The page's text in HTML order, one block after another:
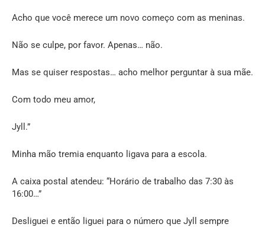
Acho que você merece um novo começo com as meninas.
Não se culpe, por favor. Apenas… não.
Mas se quiser respostas… acho melhor perguntar à sua mãe.
Com todo meu amor,
Jyll.”
Minha mão tremia enquanto ligava para a escola.
A caixa postal atendeu: “Horário de trabalho das 7:30 às
16:00…”
Desliguei e então liguei para o número que Jyll sempre